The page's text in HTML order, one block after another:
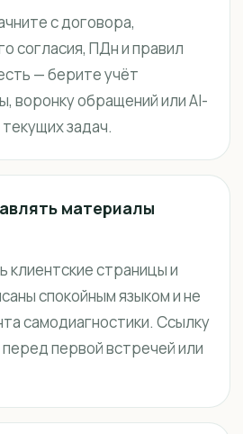
с договора,
согласия, ПДн и правил
— берите учёт
воронку обращений или AI-
задач.
материалы
клиентские страницы и
спокойным языком и не
самодиагностики. Ссылку
первой встречей или